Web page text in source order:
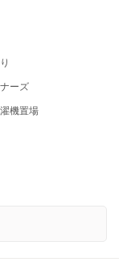
ーズ
機置場